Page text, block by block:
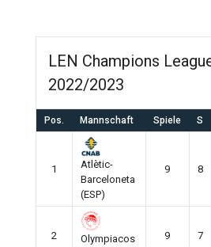
LEN Champions
2022/2023
Pos. Mannschaft Spiele S
1
Atlètic-
Barceloneta
(ESP)
9 8
2
Olympiacos
9 7